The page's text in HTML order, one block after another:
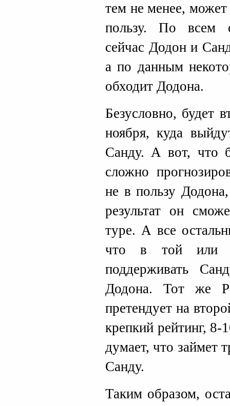
тем не менее, может
пользу. По всем
сейчас Додон и
а по данным
обходит Додона.
Безусловно, будет
ноября, куда
Санду. А вот, что
сложно
не в пользу
результат он
туре. А все
что в той или
поддерживать
Додона. Тот же
претендует на
крепкий рейтинг, 8-
думает, что займет
Санду.
Таким образом,